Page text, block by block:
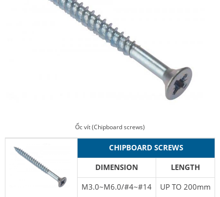
Ốc vít (Chipboard screws)
CHIPBOARD SCREWS
DIMENSION
LENGTH
M3.0~M6.0/#4~#14
UP TO 200mm